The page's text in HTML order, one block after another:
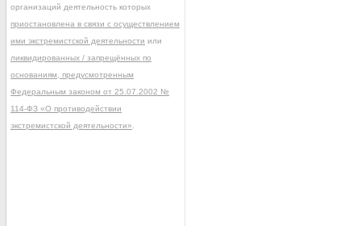
организаций деятельность которых
приостановлена в связи с осуществлением
ими экстремистской деятельности или
ликвидированных / запрещённых по
основаниям, предусмотренным
Федеральным законом от 25.07.2002 №
114-ФЗ «О противодействии
экстремистской деятельности»